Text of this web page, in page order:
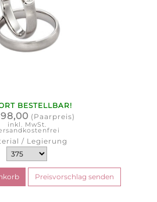
BESTELLBAR!
(Paarpreis)
inkl. MwSt.
/ Legierung